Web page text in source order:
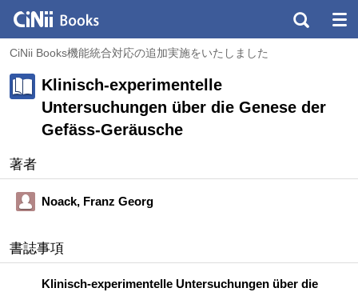
CiNii Books機能統合対応の追加実施をいたしました
Klinisch-experimentelle
Untersuchungen über die Genese der
Gefäss-Geräusche
著者
Noack, Franz Georg
書誌事項
Klinisch-experimentelle Untersuchungen über die